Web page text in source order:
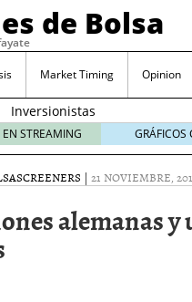
de Bolsa
Market Timing Opinion
Inversionistas
VIP en
México
creciente
por SIFX
STREAMING GRÁFICOS
SCREENERS | 21 NOVIEMBRE,
alemanas